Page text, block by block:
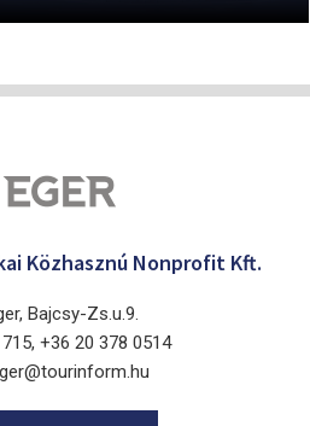
Közhasznú Nonprofit Kft.
Bajcsy-Zs.u.9.
+36 20 378 0514